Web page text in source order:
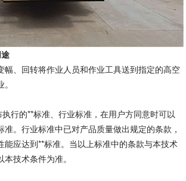
幅、回转将作业人员和作业工具送到指定的高空
行的**标准、行业标准，在用户方同意时可以
。行业标准中已对产品质量做出规定的条款，
能应达到**标准。当以上标准中的条款与本技术
技术条件为准。